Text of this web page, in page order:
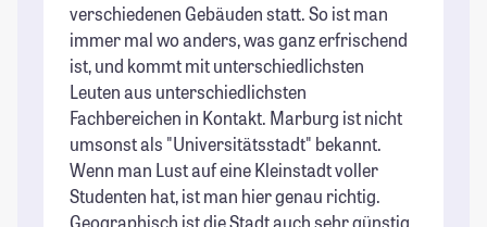
verschiedenen Gebäuden statt. So ist man
immer mal wo anders, was ganz erfrischend
ist, und kommt mit unterschiedlichsten
Leuten aus unterschiedlichsten
Fachbereichen in Kontakt. Marburg ist nicht
umsonst als "Universitätsstadt" bekannt.
Wenn man Lust auf eine Kleinstadt voller
Studenten hat, ist man hier genau richtig.
Geographisch ist die Stadt auch sehr günstig